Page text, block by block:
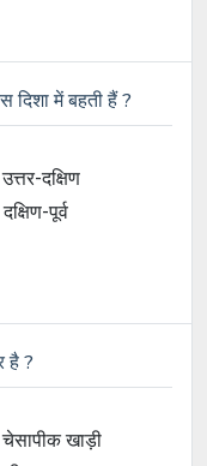
दिशा में बहती हैं ?
उत्तर-दक्षिण
दक्षिण-पूर्व
है ?
चेसापीक खाड़ी